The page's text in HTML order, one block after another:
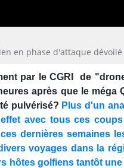
en phase d'attaque
par le CGRI de
après que le méga
pulvérisé? Plus d'un
avec tous ces
dernières semaines
voyages dans la
hôtes golfiens tantôt